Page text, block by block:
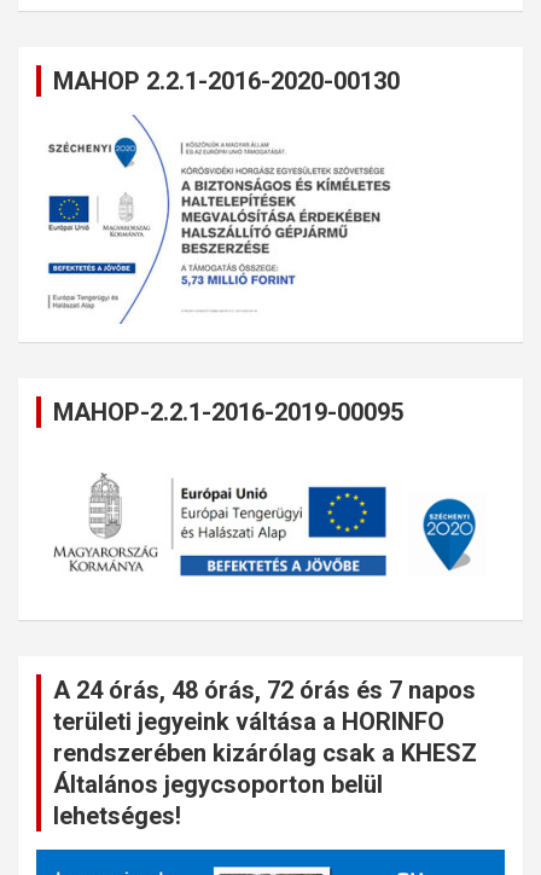
MAHOP 2.2.1-2016-2020-00130
MAHOP-2.2.1-2016-2019-00095
A 24 órás, 48 órás, 72 órás és 7 napos
területi jegyeink váltása a HORINFO
rendszerében kizárólag csak a KHESZ
Általános jegycsoporton belül
lehetséges!